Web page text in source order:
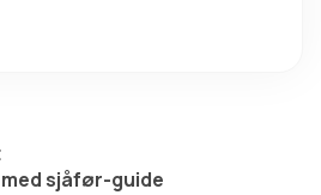
sjåfør-guide